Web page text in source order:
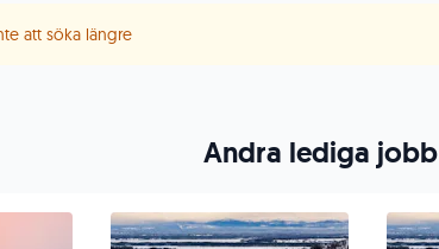
att söka längre
Andra lediga jobb